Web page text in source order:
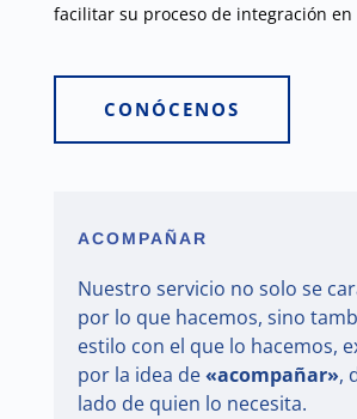
facilitar su proceso de integración en
CONÓCENOS
ACOMPAÑAR
Nuestro servicio no solo se
por lo que hacemos, sino
estilo con el que lo hacemos,
por la idea de«acompañar»,
lado de quien lo necesita.